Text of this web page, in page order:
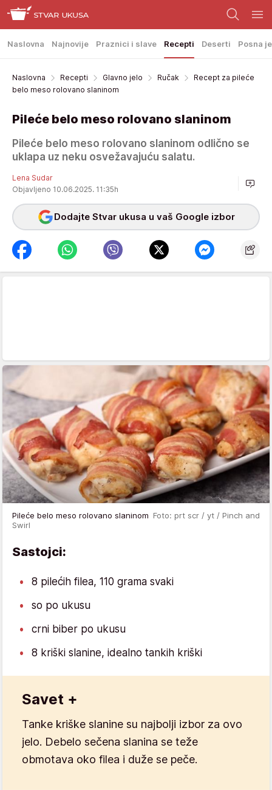
Naslovna Najnovije Praznici i slave Recepti Deserti Posna
Naslovna Recepti Glavno jelo Ručak
Recept za pileće
belo meso rolovano slaninom
Pileće belo meso rolovano slaninom
Pileće belo meso rolovano slaninom odlično se
uklapa uz neku osvežavajuću salatu.
Lena Sudar
Objavljeno 10.06.2025. 11:35h
Dodajte Stvar ukusa u vaš Google izbor
Pileće belo meso rolovano slaninom Foto: prt scr / yt / Pinch and
Swirl
Sastojci:
8 pilećih filea, 110 grama svaki
so po ukusu
crni biber po ukusu
8 kriški slanine, idealno tankih kriški
Savet +
Tanke kriške slanine su najbolji izbor za ovo
jelo. Debelo sečena slanina se teže
obmotava oko filea i duže se peče.